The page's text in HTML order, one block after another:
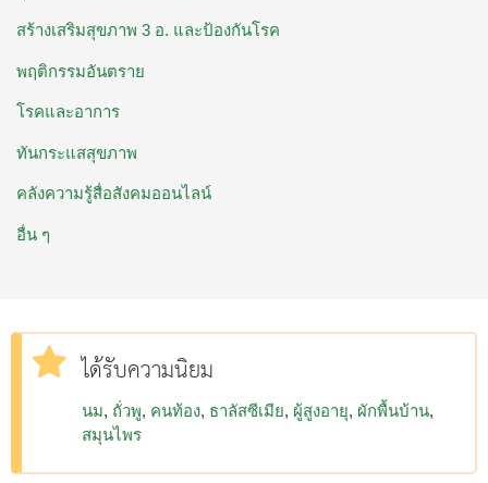
สร้างเสริมสุขภาพ 3 อ. ​และป้องกันโรค
พฤติกรรมอันตราย
โรคและอาการ
ทันกระแสสุขภาพ
คลังความรู้สื่อสังคมออนไลน์
อื่น ๆ
ได้รับความนิยม
นม ถั่วพู คนท้อง ธาลัสซีเมีย ผู้สูงอายุ ผักพื้นบ้าน
สมุนไพร